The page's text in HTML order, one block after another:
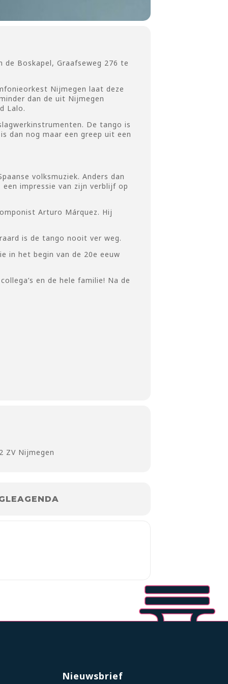
Boskapel, Graafseweg 276 te
Nijmegen laat deze
dan de uit Nijmegen
Lalo.
De tango is
dan nog maar een greep uit een
volksmuziek. Anders dan
impressie van zijn verblijf op
Arturo Márquez. Hij
is de tango nooit ver weg.
in het begin van de 20e eeuw
en de hele familie! Na de
ZV Nijmegen
Nieuwsbrief